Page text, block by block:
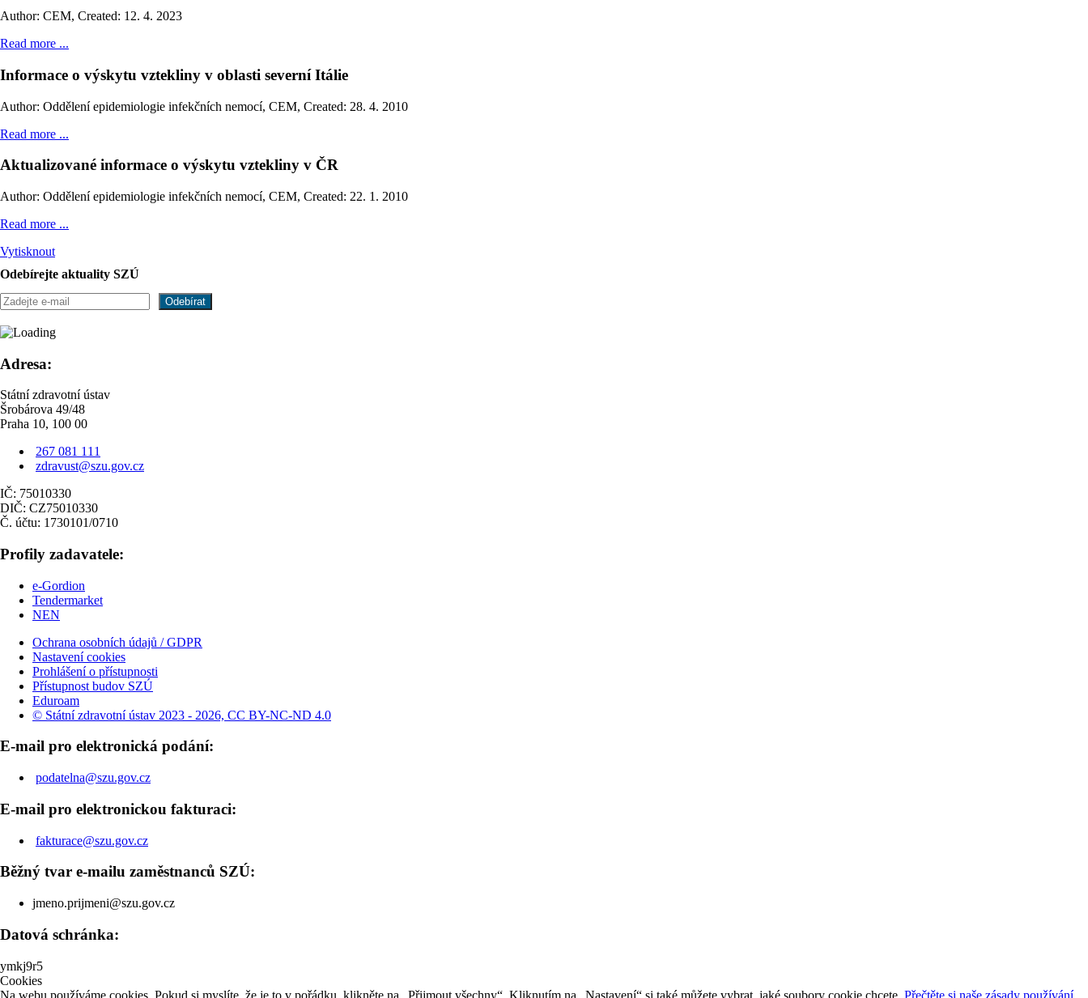
Author: CEM, Created: 12. 4. 2023
Read more ...
Informace o výskytu vztekliny v oblasti severní Itálie
Author: Oddělení epidemiologie infekčních nemocí, CEM, Created: 28. 4. 2010
Read more ...
Aktualizované informace o výskytu vztekliny v ČR
Author: Oddělení epidemiologie infekčních nemocí, CEM, Created: 22. 1. 2010
Read more ...
Vytisknout
Odebírejte aktuality SZÚ
Adresa:
Státní zdravotní ústav
Šrobárova 49/48
Praha 10, 100 00
267 081 111
zdravust@szu.gov.cz
IČ: 75010330
DIČ: CZ75010330
Č. účtu: 1730101/0710
Profily zadavatele:
e-Gordion
Tendermarket
NEN
Ochrana osobních údajů / GDPR
Nastavení cookies
Prohlášení o přístupnosti
Přístupnost budov SZÚ
Eduroam
© Státní zdravotní ústav 2023 - 2026, CC BY-NC-ND 4.0
E-mail pro elektronická podání:
podatelna@szu.gov.cz
E-mail pro elektronickou fakturaci:
fakturace@szu.gov.cz
Běžný tvar e-mailu zaměstnanců SZÚ:
jmeno.prijmeni@szu.gov.cz
Datová schránka:
ymkj9r5
Cookies
Na webu používáme cookies. Pokud si myslíte, že je to v pořádku, klikněte na „Přijmout všechny“. Kliknutím na „Nastavení“ si také můžete vybrat, jaké soubory cookie chcete. Přečtěte si naše zásady používání